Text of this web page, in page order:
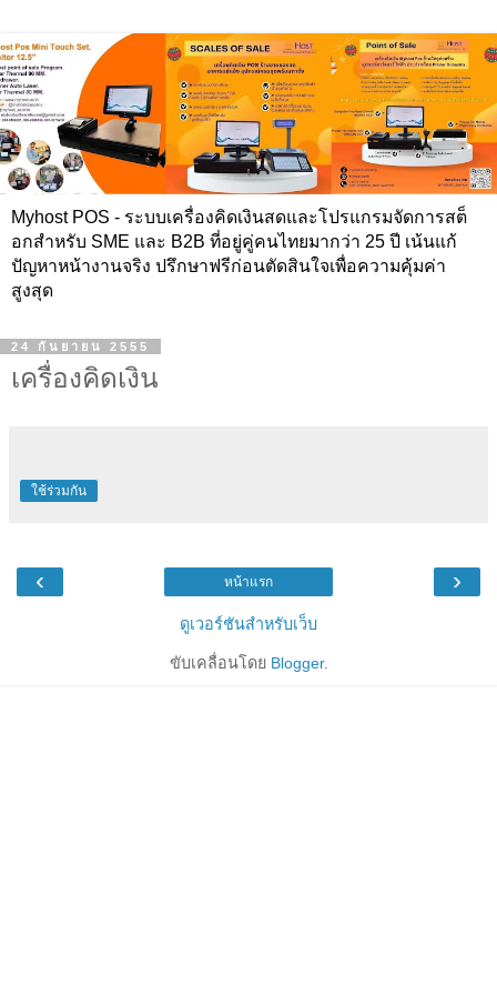
Myhost POS - ระบบเครื่องคิดเงินสดและโปรแกรมจัดการสต็
อกสำหรับ SME และ B2B ที่อยู่คู่คนไทยมากว่า 25 ปี เน้นแก้
ปัญหาหน้างานจริง ปรึกษาฟรีก่อนตัดสินใจเพื่อความคุ้มค่า
สูงสุด
24 กันยายน 2555
เครื่องคิดเงิน
ใช้ร่วมกัน
‹ ›
หน้าแรก
ดูเวอร์ชันสำหรับเว็บ
ขับเคลื่อนโดย Blogger.